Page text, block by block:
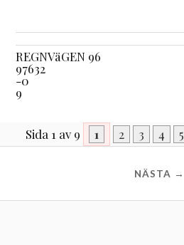
REGNVäGEN 96
97632
-0
9
Sida 1 av 9 1 2 3 4 5
NÄSTA →